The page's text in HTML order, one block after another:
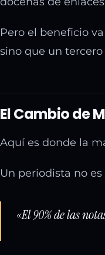
Pero el beneficio
sino que un
El Cambio de
Aquí es donde la
Un periodista no
«El 90% de las